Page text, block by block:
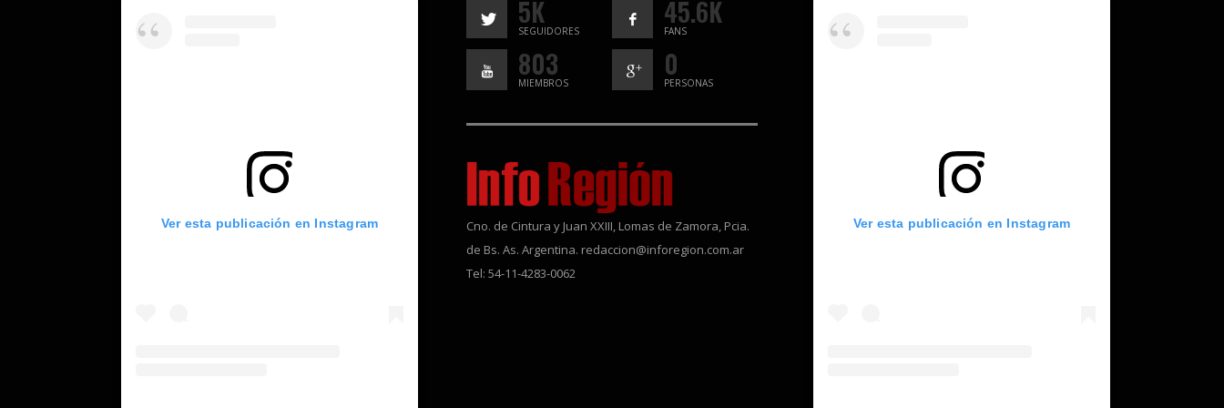
Ver esta publicación en Instagram
5K
SEGUIDORES
45.6K
FANS
803
MIEMBROS
0
PERSONAS
Cno. de Cintura y Juan XXIII, Lomas de Zamora, Pcia.
de Bs. As. Argentina. redaccion@inforegion.com.ar
Tel: 54-11-4283-0062
Ver esta publicación en Instagram